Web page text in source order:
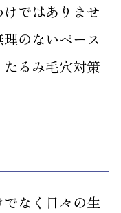
ではありませ
のないペース
るみ毛穴対策
なく日々の生